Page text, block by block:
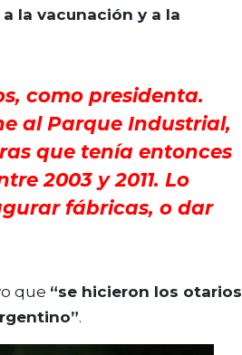
la vacunación y a la
como presidenta.
al Parque Industrial,
que tenía entonces
2003 y 2011. Lo
fábricas, o dar
que “se hicieron los otarios
.